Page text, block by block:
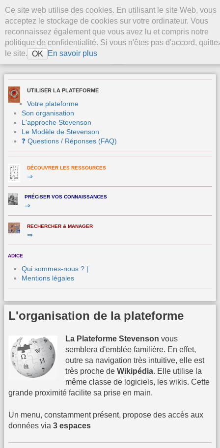
Aller au contenu
La Plateforme
Stevenson
UTILISER LA PLATEFORME
Votre plateforme
Son organisation
L'approche Stevenson
Le Modèle de Stevenson
❓ Questions / Réponses (FAQ)
DÉCOUVRER LES RESSOURCES
⇒
PRÉCiSER VOS CONNAISSANCES
⇒
RECHERCHER & MANAGER
⇒
ADICE
Qui sommes-nous ? |
Mentions légales
L'organisation de la plateforme
La Plateforme Stevenson vous
semblera d'emblée familière. En effet,
outre sa navigation très intuitive, elle est
très proche de Wikipédia. Elle utilise la
même classe de logiciels, les wikis. Cette
grande proximité facilite sa prise en main.
Un menu, constamment présent, propose des accès aux
données via 3 espaces
Ce site web utilise des cookies. En utilisant le site Web, vous
acceptez le stockage de cookies sur votre ordinateur. Vous
reconnaissez également que vous avez lu et compris notre
politique de confidentialité. Si vous n'êtes pas d'accord,
le site. OK En savoir plus